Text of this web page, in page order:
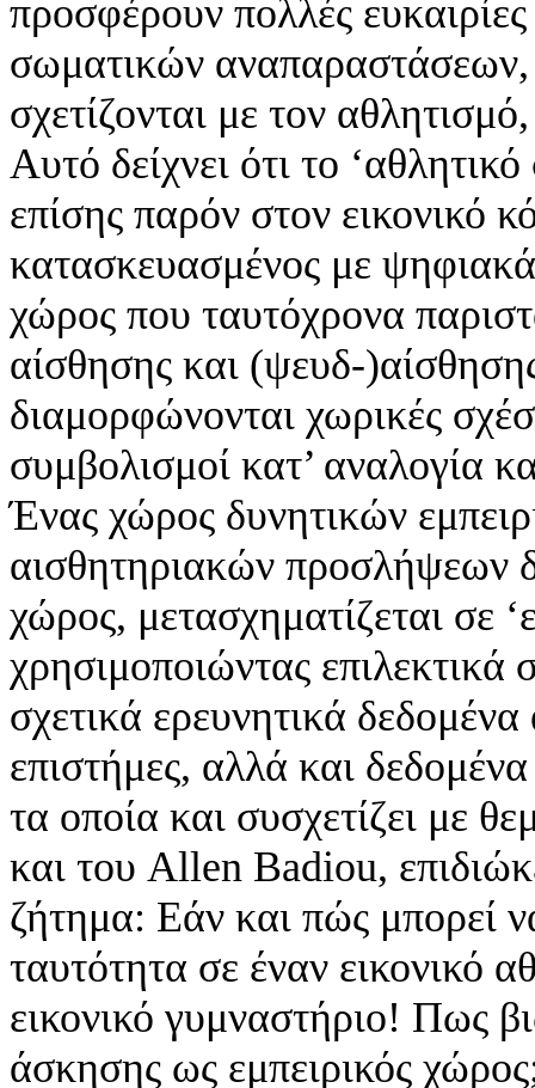
προσφέρουν πολλές
σωματικών αναπαραστάσεων,
σχετίζονται με τον
Αυτό δείχνει ότι το
επίσης παρόν στον εικονικό
κατασκευασμένος με
χώρος που ταυτόχρονα
αίσθησης και (ψευδ-
διαμορφώνονται χωρικές
συμβολισμοί κατ’ αναλογία
Ένας χώρος δυνητικών
αισθητηριακών προσλήψεων
χώρος, μετασχηματίζεται σε
χρησιμοποιώντας επιλεκτικά
σχετικά ερευνητικά δεδομένα
επιστήμες, αλλά και
τα οποία και συσχετίζει με
και του Allen Badiou,
ζήτημα: Εάν και πώς μπορεί
ταυτότητα σε έναν εικονικό
εικονικό γυμναστήριο! Πως
άσκησης ως εμπειρικός